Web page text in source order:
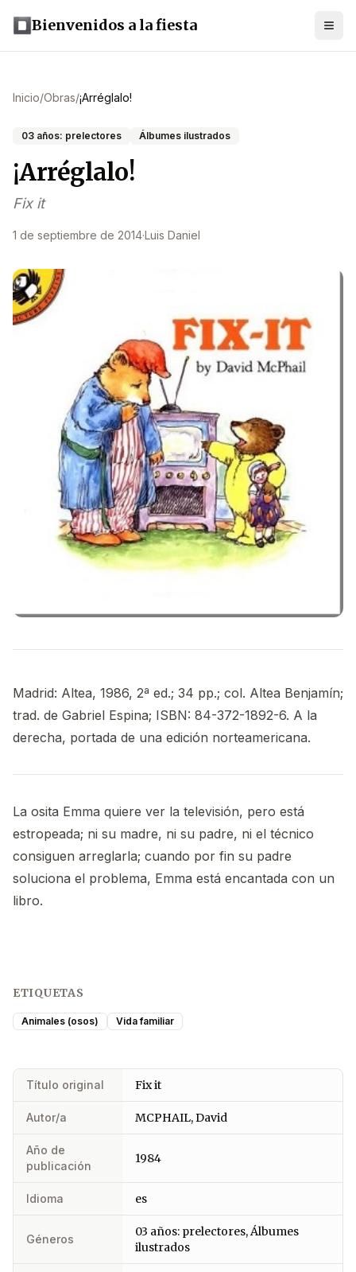
Bienvenidos a la fiesta
Inicio/Obras/¡Arréglalo!
03 años: prelectores Álbumes ilustrados
¡Arréglalo!
Fix it
1 de septiembre de 2014·Luis Daniel
Madrid: Altea, 1986, 2ª ed.; 34 pp.; col. Altea Benjamín;
trad. de Gabriel Espina; ISBN: 84-372-1892-6. A la
derecha, portada de una edición norteamericana.
La osita Emma quiere ver la televisión, pero está
estropeada; ni su madre, ni su padre, ni el técnico
consiguen arreglarla; cuando por fin su padre
soluciona el problema, Emma está encantada con un
libro.
ETIQUETAS
Animales (osos) Vida familiar
Título original Fix it
Autor/a MCPHAIL, David
Año de
publicación
1984
Idioma es
Géneros
03 años: prelectores, Álbumes
ilustrados